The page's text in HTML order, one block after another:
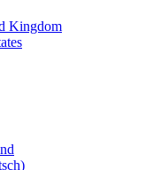
Kingdom